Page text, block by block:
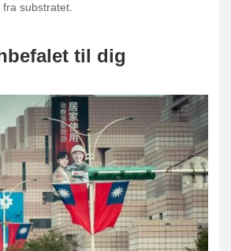
substratet.
til dig